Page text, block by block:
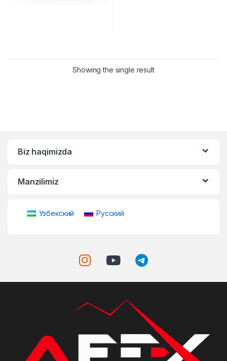
Showing the single result
Biz haqimizda
Manzilimiz
Узбекский Русский